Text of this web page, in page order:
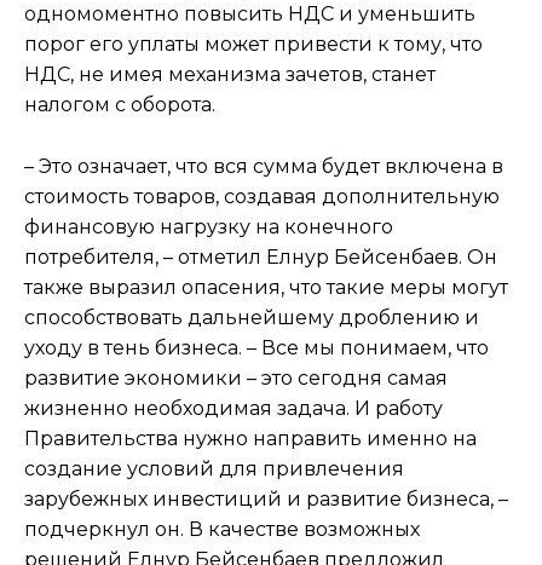
одномоментно повысить НДС и уменьшить
порог его уплаты может привести к тому, что
НДС, не имея механизма зачетов, станет
налогом с оборота.
– Это означает, что вся сумма будет включена в
стоимость товаров, создавая дополнительную
финансовую нагрузку на конечного
потребителя, – отметил Елнур Бейсенбаев. Он
также выразил опасения, что такие меры могут
способствовать дальнейшему дроблению и
уходу в тень бизнеса. – Все мы понимаем, что
развитие экономики – это сегодня самая
жизненно необходимая задача. И работу
Правительства нужно направить именно на
создание условий для привлечения
зарубежных инвестиций и развитие бизнеса, –
подчеркнул он. В качестве возможных
решений Елнур Бейсенбаев предложил